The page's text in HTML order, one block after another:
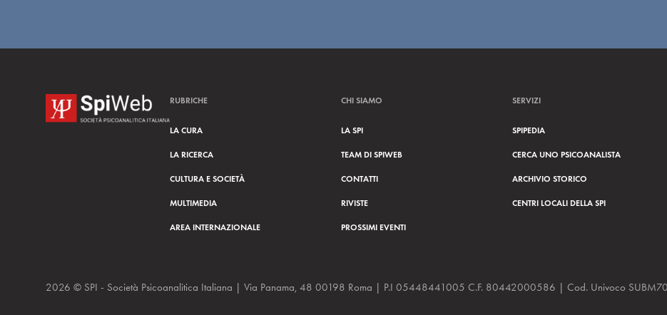
RUBRICHE
LA CURA
LA RICERCA
CULTURA E SOCIETÀ
MULTIMEDIA
AREA INTERNAZIONALE
CHI SIAMO
LA SPI
TEAM DI SPIWEB
CONTATTI
RIVISTE
PROSSIMI EVENTI
SERVIZI
SPIPEDIA
CERCA UNO PSICOANALISTA
ARCHIVIO STORICO
CENTRI LOCALI DELLA SPI
2026 © SPI - Società Psicoanalitica Italiana | Via Panama, 48 00198 Roma | P.I 05448441005 C.F. 80442000586 | Cod. Univoco